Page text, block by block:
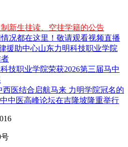
新生挂读、空挂学籍的公告
况都在这里！敬请观看视频直播
援助中心山东力明科技职业学院
技职业学院荣获2026第三届马中
医结合启航马来 力明学院冠名的
中医高峰论坛在吉隆坡隆重举行